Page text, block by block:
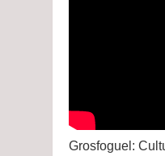
Grosfoguel: